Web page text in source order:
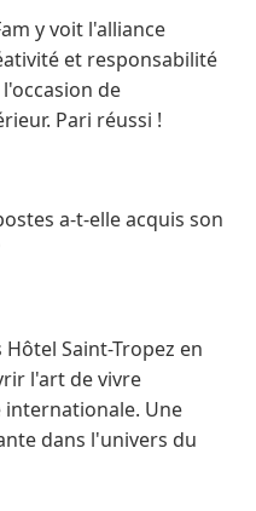
y voit l'alliance
et responsabilité
de
Pari réussi !
a-t-elle acquis son
Saint-Tropez en
l'art de vivre
Une
dans l'univers du